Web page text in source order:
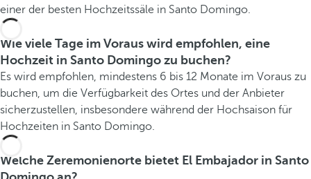
einer der besten Hochzeitssäle in Santo Domingo.
Wie viele Tage im Voraus wird empfohlen, eine
Hochzeit in Santo Domingo zu buchen?
Es wird empfohlen, mindestens 6 bis 12 Monate im Voraus zu
buchen, um die Verfügbarkeit des Ortes und der Anbieter
sicherzustellen, insbesondere während der Hochsaison für
Hochzeiten in Santo Domingo.
Welche Zeremonienorte bietet El Embajador in Santo